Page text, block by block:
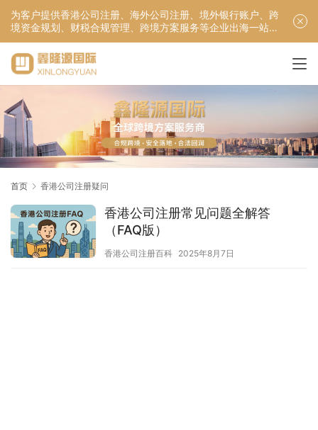
为客户提供香港公司注册、海外公司注册、境外银行账户、跨
境资金规划、财税合规管理、跨境方案服务等企业出海一站式
服务！
首页 香港公司注册疑问
香港公司注册常见问题全解答
（FAQ版）
香港公司注册百科 2025年8月7日